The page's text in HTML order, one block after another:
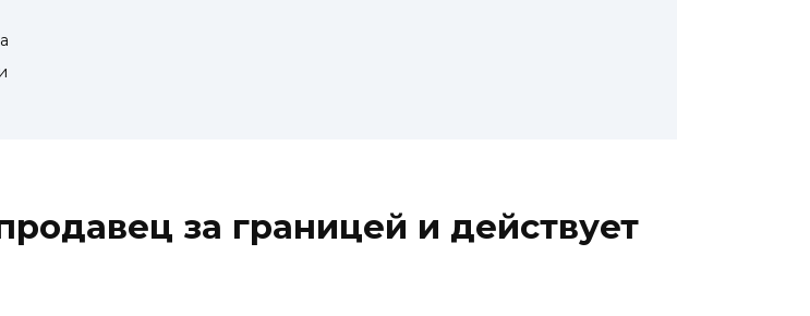
за границей и действует